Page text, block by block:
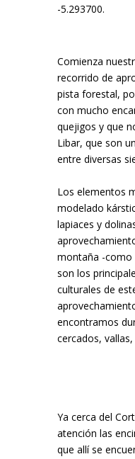
-5.293700.
Comienza
recorrido de
pista forestal,
con mucho
quejigos y que
Libar, que son
entre diversas
Los elementos
modelado
lapiaces y
montaña -como
son los
culturales de
encontramos
cercados,
Ya cerca del
atención las
que allí se